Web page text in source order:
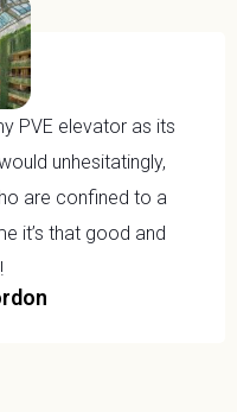
PVE elevator as its
unhesitatingly,
are confined to a
it’s that good and